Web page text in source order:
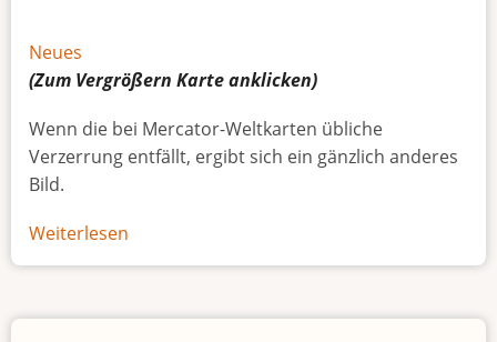
Neues
(Zum Vergrößern Karteanklicken)
Wenn die bei Mercator-Weltkarten übliche
Verzerrung entfällt, ergibt sich ein gänzlich anderes
Bild.
Weiterlesen
Afrikas
Größe